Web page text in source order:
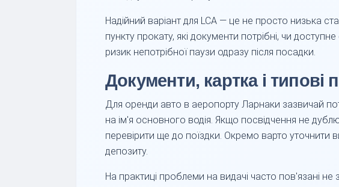
Надійний варіант для LCA — це не просто низька
пункту прокату, які документи потрібні, чи
ризик непотрібної паузи одразу після посадки.
Документи, картка і
Для оренди авто в аеропорту Ларнаки зазвичай
на ім'я основного водія. Якщо посвідчення не
перевірити ще до поїздки. Окремо варто уточнити
депозиту.
На практиці проблеми на видачі часто пов'язані